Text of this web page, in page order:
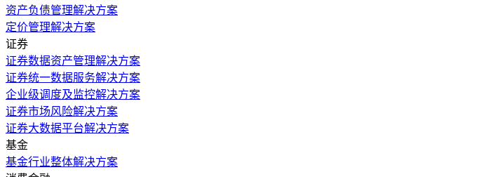
资产负债管理解决方案
定价管理解决方案
证券
证券数据资产管理解决方案
证券统一数据服务解决方案
企业级调度及监控解决方案
证券市场风险解决方案
证券大数据平台解决方案
基金
基金行业整体解决方案